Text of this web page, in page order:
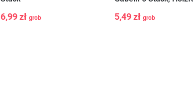
6,99 zł grob
- +
5,49 zł grob
- +